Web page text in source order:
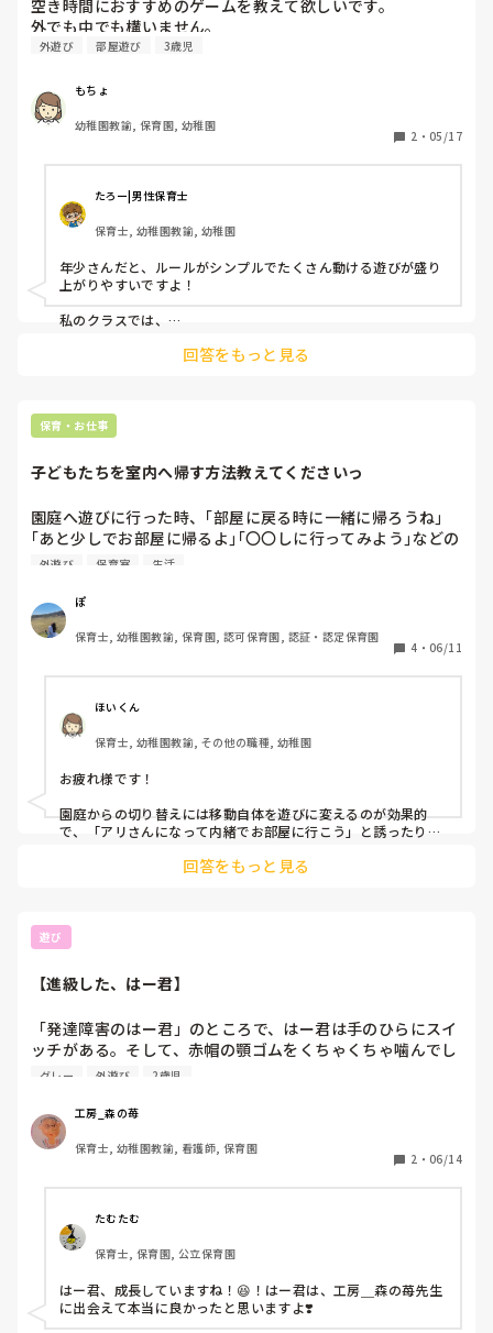
互いの思いを代弁して、優しい言い方をその都度伝えていま
すが、どのように関わってあげたら良いでしょうか。
ちなみにおうちではママにだけそのような態度をするそうで
空き時間におすすめのゲームを教えて欲しいです。
外遊び 部屋遊び 3歳児
もちょ
幼稚園教諭, 保育園, 幼稚園
2 ・ 05/17
たろー|男性保育士
保育士, 幼稚園教諭, 幼稚園
年少さんだと、ルールがシンプルでたくさん動ける遊びが盛り
上がりやすいですよ！
私のクラスでは、
慣れてきたら、
お題を“丸いもの”“ふわふわのもの”に変えるなどアレンジもで
むっくりくまさんも、「逃げる」「待つ」が自然と身につくの
で盛り上がります✨
回答をもっと見る
保育・お仕事
子どもたちを室内へ帰す方法教えてくださいっ
園庭へ遊びに行った時、｢部屋に戻る時に一緒に帰ろうね｣
｢あと少しでお部屋に帰るよ｣｢〇〇しに行ってみよう｣などの
声掛けをしていますが、いざ部屋に帰るとなるとみんなでイ
できないし、何をしても、不適切になると思うと何も出来な
い、、皆さん、どうやって子ども達を室内へ連れて行ってい
ますか？
外遊び 保育室 生活
ぽ
保育士, 幼稚園教諭, 保育園, 認可保育園, 認証・認定保育園
4 ・ 06/11
ほいくん
保育士, 幼稚園教諭, その他の職種, 幼稚園
お疲れ様です！
園庭からの切り替えには移動自体を遊びに変えるのが効果的
で、「アリさんになって内緒でお部屋に行こう」と誘ったり
感覚で動きやすくなりますよ！
て機械の音を合図にすることで、無理やり辞めさせられた感を
減らし自発的な行動を促すこともできます。
まずは動ける子を大げさに褒めて先にお部屋へ誘導し、楽しそ
𓆩 (*´▽`*)✿𓆪 ˚˙
回答をもっと見る
遊び
【進級した、はー君】
「発達障害のはー君」のところで、はー君は手のひらにスイ
ッチがある。そして、赤帽の顎ゴムをくちゃくちゃ噛んでし
まうから、それを頭の上にずらした。そしたら、両手がカラ
書いた。
はー君は、4月から2歳児さんクラスに進級した。私は、0〜
1乳児の補助にいる。隣なのだけれど、なかなか遠いなぁ。
園庭に出てくる時間帯もちょっとあっちが遅いんだよな
先週、はー君が、ゾウさん滑り台の上にいて、私と目があっ
た。はー君は、私を見るとニコッと笑って、片手を高く上げ
た。
「やっほー。見て！」
グレー 外遊び 2歳児
工房_森の苺
保育士, 幼稚園教諭, 看護師, 保育園
2 ・ 06/14
たむたむ
保育士, 保育園, 公立保育園
はー君、成長していますね！😆！はー君は、工房＿森の苺先生
に出会えて本当に良かったと思いますよ❣️